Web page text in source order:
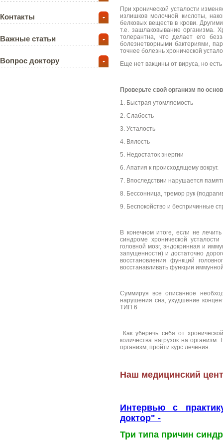
При хронической усталости
излишков молочной кислоты,
белковых веществ в крови.
т.е. зашлаковывание организма.
толерантна, что делает его
болезнетворными бактериями,
точнее болезнь хронической
Еще нет вакцины от вируса, но
Проверьте свой организм по
1. Быстрая утомляемость
2. Слабость
3. Усталость
4. Вялость
5. Недостаток энергии
6. Апатия к происходящему вокруг.
7. Впоследствии нарушается
8. Бессонница, тремор рук
9. Беспокойство и беспричинные
В конечном итоге, если не
синдроме хронической
головной мозг, эндокринная и
запущенности) и достаточно
восстановления функций
восстанавливать функции
Суммируя все описанное
нарушения сна, ухудшение
ТИП 6
Как уберечь себя от
количества нагрузок на
организм, пройти курс лечения.
Наш медицинский
Интервью с
доктор" -
Три типа причин
Контакты
Важные статьи
Вопрос доктору